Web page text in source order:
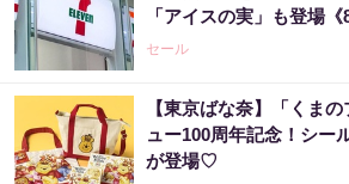
「アイスの実」も登場《
セール
【東京ばな奈】「くま
ュー100周年記念！シー
が登場♡